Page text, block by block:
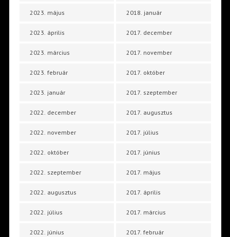
2023. május
2023. április
2023. március
2023. február
2023. január
2022. december
2022. november
2022. október
2022. szeptember
2022. augusztus
2022. július
2022. június
2018. január
2017. december
2017. november
2017. október
2017. szeptember
2017. augusztus
2017. július
2017. június
2017. május
2017. április
2017. március
2017. február